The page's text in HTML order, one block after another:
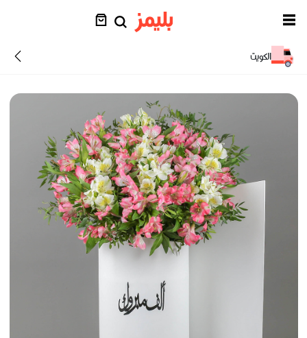
الكويت